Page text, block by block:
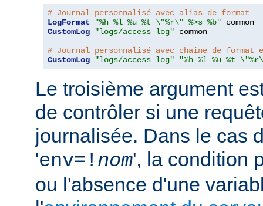
# Journal personnalisé avec alias de format
LogFormat
"%h %l %u %t \"%r\" %>s %b"
CustomLog
"logs/access_log" common
# Journal personnalisé avec chaîne de format
CustomLog
"logs/access_log" "%h %l %u %t
Le troisième argument
de contrôler si une
journalisée. Dans le cas
'env=! nom', la condition
ou l'absence d'une